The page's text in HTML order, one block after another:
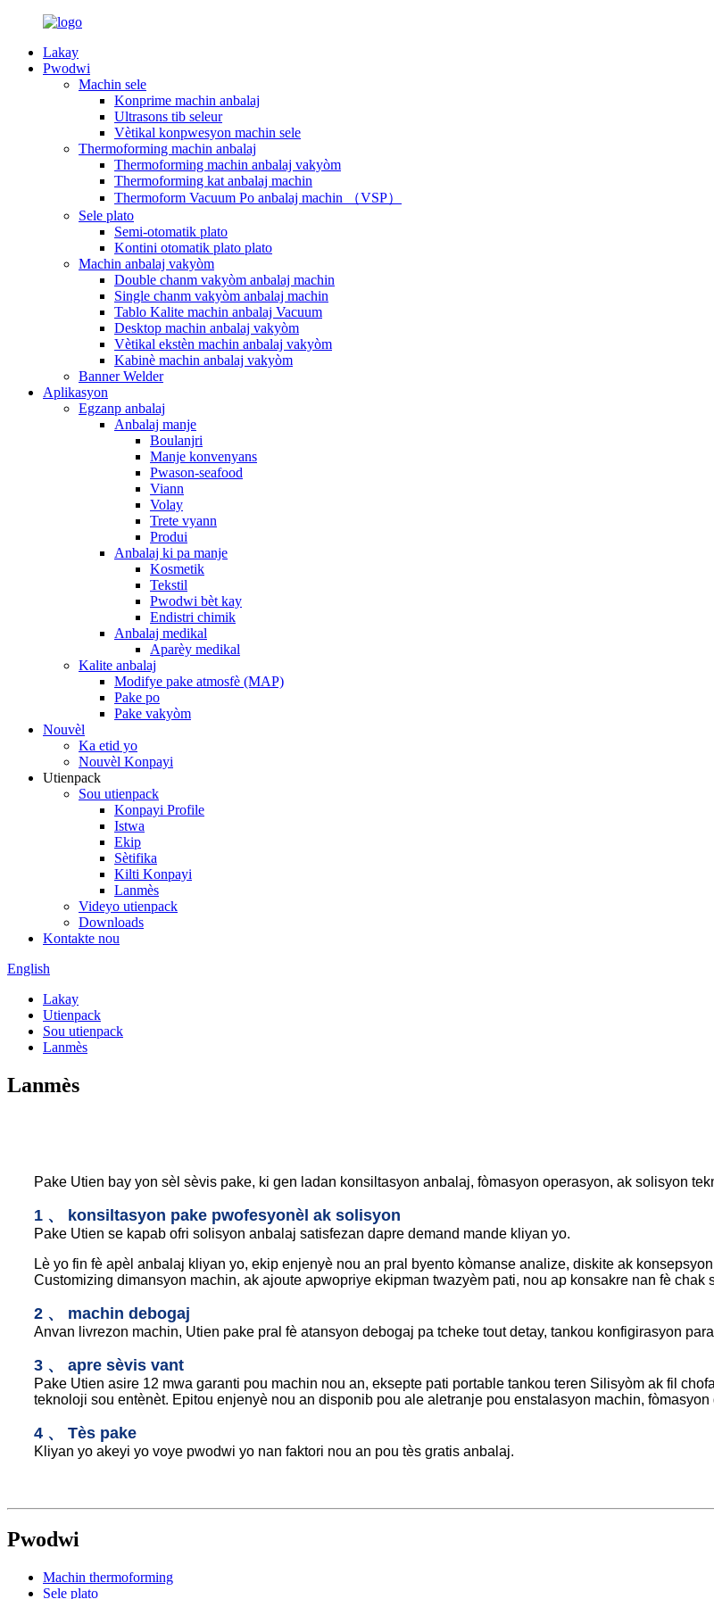
Lakay
Pwodwi
Machin sele
Konprime machin anbalaj
Ultrasons tib seleur
Vètikal konpwesyon machin sele
Thermoforming machin anbalaj
Thermoforming machin anbalaj vakyòm
Thermoforming kat anbalaj machin
Thermoform Vacuum Po anbalaj machin （VSP）
Sele plato
Semi-otomatik plato
Kontini otomatik plato plato
Machin anbalaj vakyòm
Double chanm vakyòm anbalaj machin
Single chanm vakyòm anbalaj machin
Tablo Kalite machin anbalaj Vacuum
Desktop machin anbalaj vakyòm
Vètikal ekstèn machin anbalaj vakyòm
Kabinè machin anbalaj vakyòm
Banner Welder
Aplikasyon
Egzanp anbalaj
Anbalaj manje
Boulanjri
Manje konvenyans
Pwason-seafood
Viann
Volay
Trete vyann
Produi
Anbalaj ki pa manje
Kosmetik
Tekstil
Pwodwi bèt kay
Endistri chimik
Anbalaj medikal
Aparèy medikal
Kalite anbalaj
Modifye pake atmosfè (MAP)
Pake po
Pake vakyòm
Nouvèl
Ka etid yo
Nouvèl Konpayi
Utienpack
Sou utienpack
Konpayi Profile
Istwa
Ekip
Sètifika
Kilti Konpayi
Lanmès
Videyo utienpack
Downloads
Kontakte nou
English
Lakay
Utienpack
Sou utienpack
Lanmès
Lanmès
Pake Utien bay yon sèl sèvis pake, ki gen ladan konsiltasyon anbalaj, fòmasyon operasyon, ak solisyon
1 、 konsiltasyon pake pwofesyonèl ak solisyon
Pake Utien se kapab ofri solisyon anbalaj satisfezan dapre demand mande kliyan yo.
Lè yo fin fè apèl anbalaj kliyan yo, ekip enjenyè nou an pral byento kòmanse analize, diskite ak
Customizing dimansyon machin, ak ajoute apwopriye ekipman twazyèm pati, nou ap konsakre nan fè
2 、 machin debogaj
Anvan livrezon machin, Utien pake pral fè atansyon debogaj pa tcheke tout detay, tankou konfigirasyon
3 、 apre sèvis vant
Pake Utien asire 12 mwa garanti pou machin nou an, eksepte pati portable tankou teren Silisyòm ak fil
teknoloji sou entènèt. Epitou enjenyè nou an disponib pou ale aletranje pou enstalasyon machin,
4 、 Tès pake
Kliyan yo akeyi yo voye pwodwi yo nan faktori nou an pou tès gratis anbalaj.
Pwodwi
Machin thermoforming
Sele plato